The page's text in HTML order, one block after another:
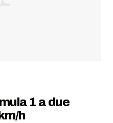
1 a due
h